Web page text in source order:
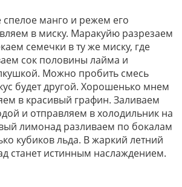
манго и режем его
в миску. Маракуйю разрезаем
семечки в ту же миску, где
сок половины лайма и
Можно пробить смесь
будет другой. Хорошенько мнем
в красивый графин. Заливаем
и отправляем в холодильник на
лимонад разливаем по бокалам
кубиков льда. В жаркий летний
станет истинным наслаждением.